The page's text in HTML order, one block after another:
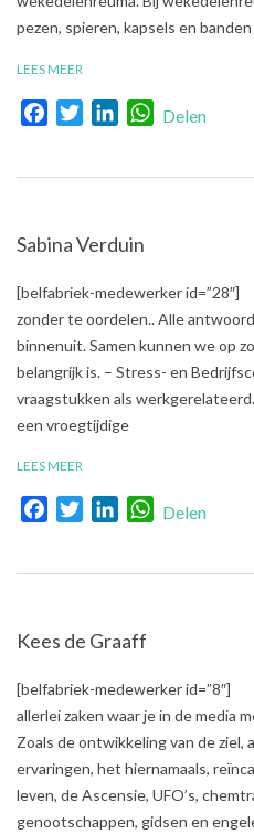
pezen, spieren, kapsels en banden
LEES MEER
FacebookTwitterLinkedInWhatsApp
Delen
Sabina Verduin
2018-
30
[belfabriek-medewerker
zonder te oordelen.. Alle
binnenuit. Samen kunnen we op
belangrijk is. – Stress- en
vraagstukken als
een vroegtijdige
LEES MEER
FacebookTwitterLinkedInWhatsApp
Delen
Kees de Graaff
2017-
10-
13
[belfabriek-medewerker id=”8″]
allerlei zaken waar je in de media
Zoals de ontwikkeling van de ziel,
ervaringen, het hiernamaals,
leven, de Ascensie, UFO’s,
genootschappen, gidsen en